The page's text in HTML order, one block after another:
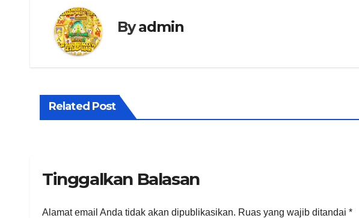
Byadmin
Related Post
Tinggalkan Balasan
Alamat email Anda tidak akan dipublikasikan. Ruas yang wajib ditandai *